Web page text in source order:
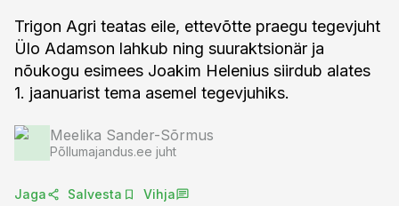
Trigon Agri teatas eile, ettevõtte praegu tegevjuht
Ülo Adamson lahkub ning suuraktsionär ja
nõukogu esimees Joakim Helenius siirdub alates
1. jaanuarist tema asemel tegevjuhiks.
Meelika Sander-Sõrmus
Põllumajandus.ee juht
Jaga Salvesta Vihja